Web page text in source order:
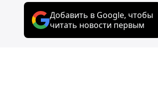
Добавить в Google, чтобы
читать новости первым